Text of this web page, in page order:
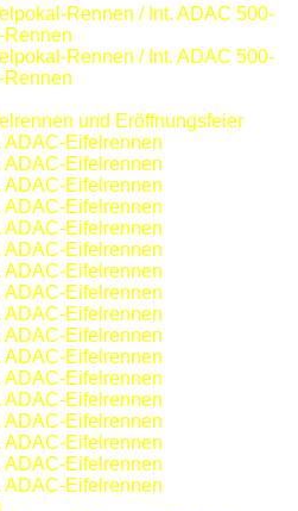
Rennen / Int. ADAC 500-
Rennen
Rennen / Int. ADAC 500-
Rennen
und Eröffnungsfeier
ADAC-Eifelrennen
ADAC-Eifelrennen
ADAC-Eifelrennen
ADAC-Eifelrennen
ADAC-Eifelrennen
ADAC-Eifelrennen
ADAC-Eifelrennen
ADAC-Eifelrennen
ADAC-Eifelrennen
ADAC-Eifelrennen
ADAC-Eifelrennen
ADAC-Eifelrennen
ADAC-Eifelrennen
ADAC-Eifelrennen
ADAC-Eifelrennen
ADAC-Eifelrennen
ADAC-Eifelrennen